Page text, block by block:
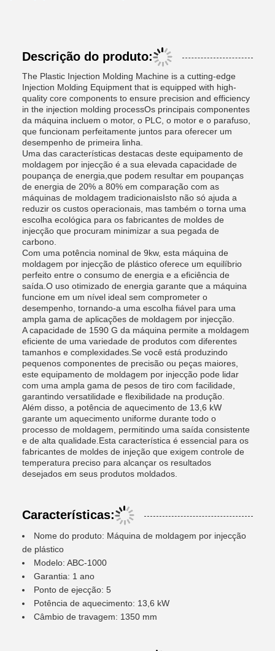
Descrição do produto:
The Plastic Injection Molding Machine is a cutting-edge
Injection Molding Equipment that is equipped with high-
quality core components to ensure precision and efficiency
in the injection molding processOs principais componentes
da máquina incluem o motor, o PLC, o motor e o parafuso,
que funcionam perfeitamente juntos para oferecer um
desempenho de primeira linha.
Uma das características destacas deste equipamento de
moldagem por injecção é a sua elevada capacidade de
poupança de energia,que podem resultar em poupanças
de energia de 20% a 80% em comparação com as
máquinas de moldagem tradicionaisIsto não só ajuda a
reduzir os custos operacionais, mas também o torna uma
escolha ecológica para os fabricantes de moldes de
injecção que procuram minimizar a sua pegada de
carbono.
Com uma potência nominal de 9kw, esta máquina de
moldagem por injecção de plástico oferece um equilíbrio
perfeito entre o consumo de energia e a eficiência de
saída.O uso otimizado de energia garante que a máquina
funcione em um nível ideal sem comprometer o
desempenho, tornando-a uma escolha fiável para uma
ampla gama de aplicações de moldagem por injecção.
A capacidade de 1590 G da máquina permite a moldagem
eficiente de uma variedade de produtos com diferentes
tamanhos e complexidades.Se você está produzindo
pequenos componentes de precisão ou peças maiores,
este equipamento de moldagem por injecção pode lidar
com uma ampla gama de pesos de tiro com facilidade,
garantindo versatilidade e flexibilidade na produção.
Além disso, a potência de aquecimento de 13,6 kW
garante um aquecimento uniforme durante todo o
processo de moldagem, permitindo uma saída consistente
e de alta qualidade.Esta característica é essencial para os
fabricantes de moldes de injeção que exigem controle de
temperatura preciso para alcançar os resultados
desejados em seus produtos moldados.
Características:
Nome do produto: Máquina de moldagem por injecção
de plástico
Modelo: ABC-1000
Garantia: 1 ano
Ponto de ejecção: 5
Potência de aquecimento: 13,6 kW
Câmbio de travagem: 1350 mm